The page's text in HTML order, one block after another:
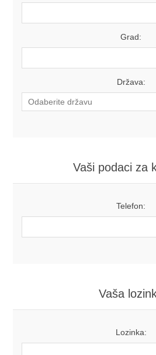
Grad:
Država:
Vaši podaci za
Telefon:
Vaša
Lozinka: